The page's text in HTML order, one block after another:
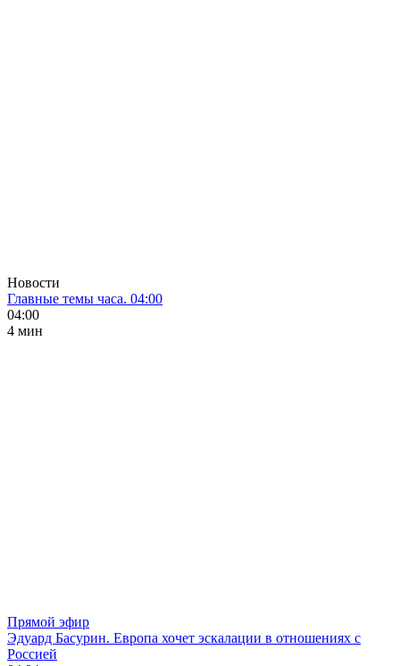
Новости
Главные темы часа. 04:00
04:00
4 мин
Прямой эфир
Эдуард Басурин. Европа хочет эскалации в отношениях с
Россией